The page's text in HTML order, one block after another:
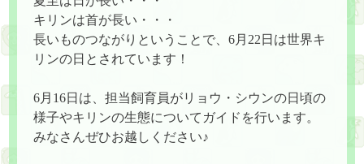
キリンは首が長い・・・
長いものつながりということで、6月22日は世界キ
リンの日とされています！
6月16日は、担当飼育員がリョウ・シウンの日頃の
様子やキリンの生態についてガイドを行います。
みなさんぜひお越しください♪